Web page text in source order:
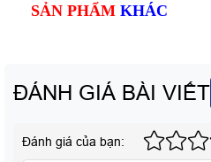
SẢN PHẨM KHÁC
ĐÁNH GIÁ BÀI VIẾT
Đánh giá của bạn: